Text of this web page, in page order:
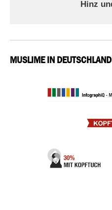
Hinz
MUSLIME IN DEUTSCHLAND